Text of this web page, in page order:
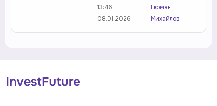
13:46
08.01.2026
Герман
Михайлов